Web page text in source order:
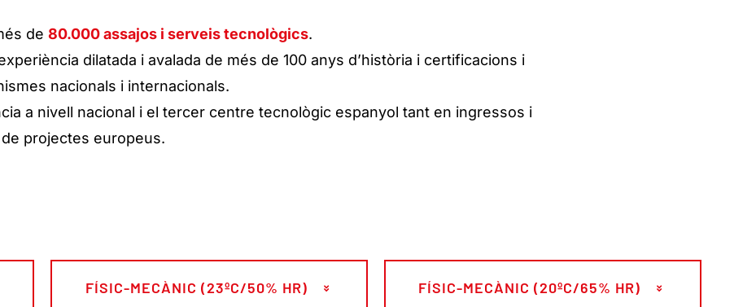
de80.000 assajos i serveis tecnològics.
dilatada i avalada de més de 100 anys d’història i certificacions i
nacionals i internacionals.
a nivell nacional i el tercer centre tecnològic espanyol tant en ingressos i
projectes europeus.
FÍSIC-MECÀNIC (23ºC/50% HR) FÍSIC-MECÀNIC (20ºC/65% HR)